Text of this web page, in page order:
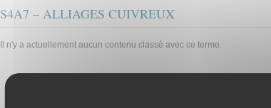
S4A7 – ALLIAGES CUIVREUX
Il n'y a actuellement aucun contenu classé avec ce terme.